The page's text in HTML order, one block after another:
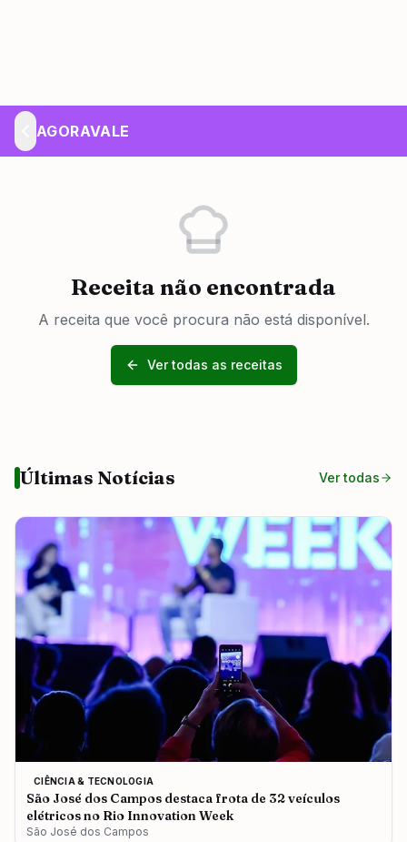
AGORAVALE
Receita não encontrada
A receita que você procura não está disponível.
Ver todas as receitas
Últimas Notícias Ver todas
CIÊNCIA & TECNOLOGIA
São José dos Campos destaca frota de 32 veículos
elétricos no Rio Innovation Week
São José dos Campos